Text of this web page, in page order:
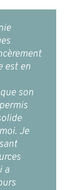
est en
son
Je
a